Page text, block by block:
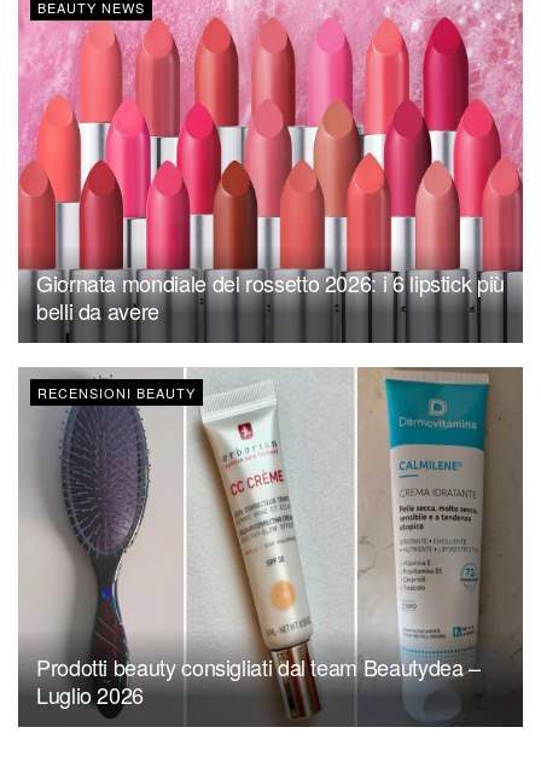
BEAUTY NEWS
Giornata mondiale del rossetto 2026: i 6 lipstick più
belli da avere
RECENSIONI BEAUTY
Prodotti beauty consigliati dal team Beautydea –
Luglio 2026